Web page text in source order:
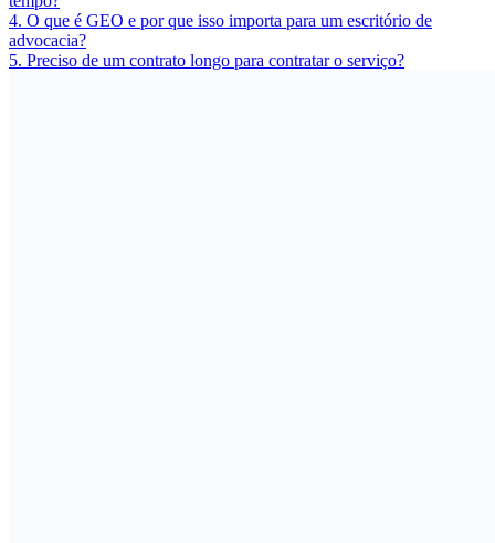
4. O que é GEO e por que isso importa para um escritório de
advocacia?
5. Preciso de um contrato longo para contratar o serviço?